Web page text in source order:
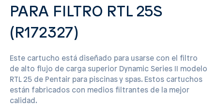
PARA FILTRO RTL 25S
(R172327)
Este cartucho está diseñado para usarse con el ﬁltro
de alto ﬂujo de carga superior Dynamic Series II modelo
RTL 25 de Pentair para piscinas y spas. Estos cartuchos
están fabricados con medios ﬁltrantes de la mejor
calidad.